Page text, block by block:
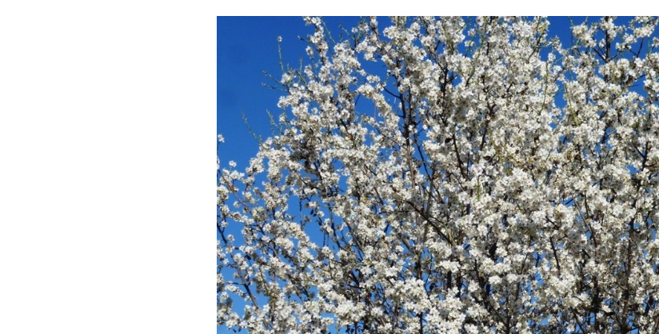
Compartir
en
Compartir
en
Compartir
en
Compartir
en